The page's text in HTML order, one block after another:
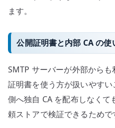
ます。
公開証明書と内部 CA の使
SMTP サーバーが外部から
証明書を使う方が扱いやす
側へ独自 CA を配布しなく
頼ストアで検証できるためで